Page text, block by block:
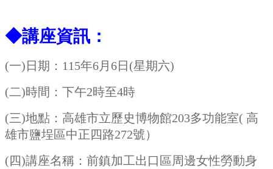
◆講座資訊：
(一)日期：115年6月6日(星期六)
(二)時間：下午2時至4時
(三)地點：高雄市立歷史博物館203多功能室( 高
雄市鹽埕區中正四路272號）
(四)講座名稱：前鎮加工出口區周邊女性勞動身